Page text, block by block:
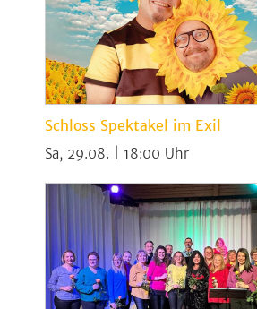
Schloss Spektakel im Exil
Sa, 29.08. | 18:00